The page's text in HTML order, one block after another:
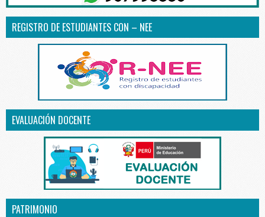
REGISTRO DE ESTUDIANTES CON – NEE
EVALUACIÓN DOCENTE
PATRIMONIO